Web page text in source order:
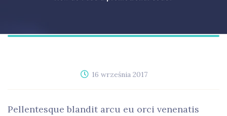
16 września 2017
Pellentesque blandit arcu eu orci venenatis